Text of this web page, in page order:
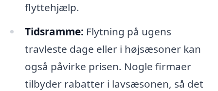
flyttehjælp.
Tidsramme: Flytning på ugens
travleste dage eller i højsæsoner kan
også påvirke prisen. Nogle firmaer
tilbyder rabatter i lavsæsonen, så det